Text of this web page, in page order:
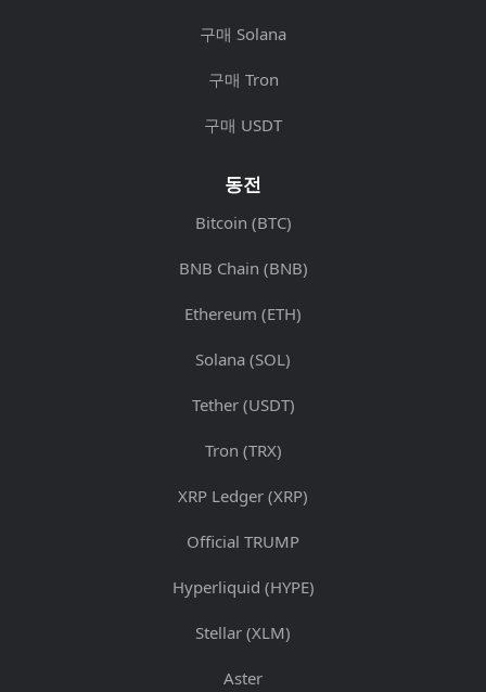
구매 Solana
구매 Tron
구매 USDT
동전
Bitcoin (BTC)
BNB Chain (BNB)
Ethereum (ETH)
Solana (SOL)
Tether (USDT)
Tron (TRX)
XRP Ledger (XRP)
Official TRUMP
Hyperliquid (HYPE)
Stellar (XLM)
Aster